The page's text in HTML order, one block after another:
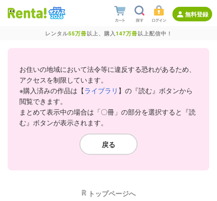
無料登録
レンタル55万冊以上、購入147万冊以上配信中！
お住いの地域において法令等に違反する恐れがあるため、
アクセスを制限しています。
※購入済みの作品は【ライブラリ 】の『読む』ボタンから
閲覧できます。
まとめて表示中の場合は「〇冊」の部分を選択すると『読
む』ボタンが表示されます。
戻る
トップページへ